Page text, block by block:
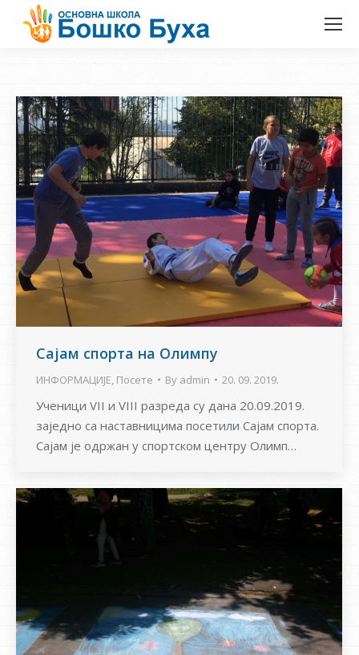
Сајам спорта на Олимпу
ИНФОРМАЦИЈЕ, Посете By admin 20. 09. 2019.
Ученици VII и VIII разреда су дана 20.09.2019.
заједно са наставницима посетили Сајам спорта.
Сајам је одржан у спортском центру Олимп…